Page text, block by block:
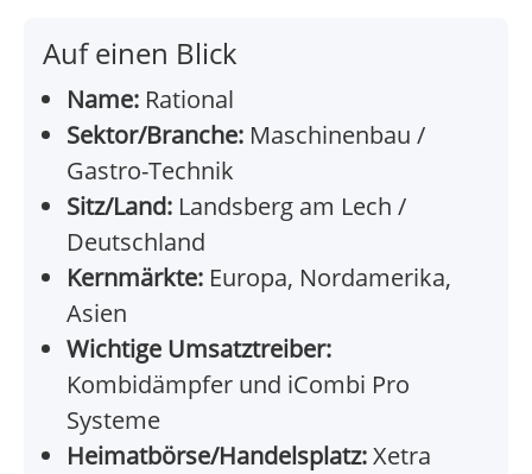
Auf einen Blick
Name: Rational
Sektor/Branche: Maschinenbau /
Gastro-Technik
Sitz/Land: Landsberg am Lech /
Deutschland
Kernmärkte: Europa, Nordamerika,
Asien
Wichtige Umsatztreiber:
Kombidämpfer und iCombi Pro
Systeme
Heimatbörse/Handelsplatz:Xetra